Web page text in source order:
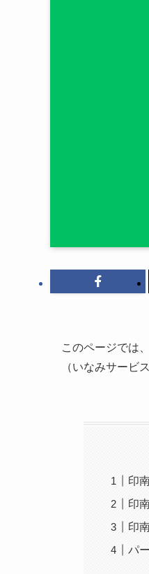
このページでは
（いなみサービ
印
印
印
パ